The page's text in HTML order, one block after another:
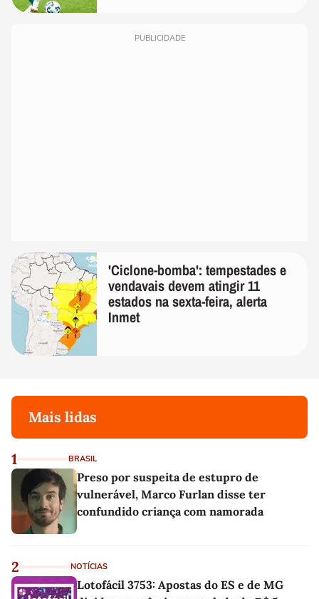
PUBLICIDADE
'Ciclone-bomba': tempestades e
vendavais devem atingir 11
estados na sexta-feira, alerta
Inmet
Mais lidas
1 BRASIL
Preso por suspeita de estupro de
vulnerável, Marco Furlan disse ter
confundido criança com namorada
2 NOTÍCIAS
Lotofácil 3753: Apostas do ES e de MG